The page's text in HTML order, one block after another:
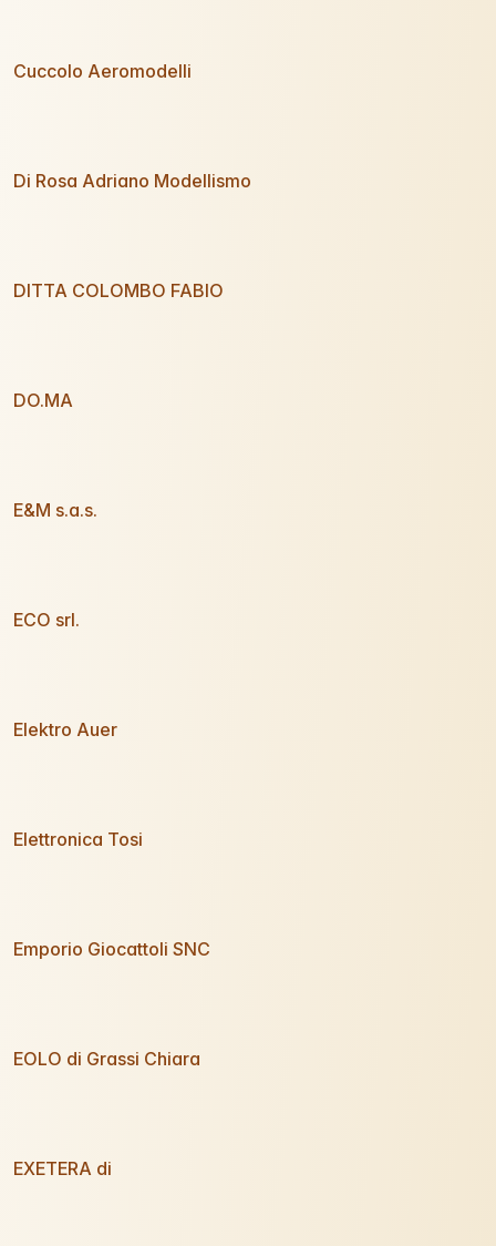
Cuccolo Aeromodelli
Di Rosa Adriano Modellismo
DITTA COLOMBO FABIO
DO.MA
E&M s.a.s.
ECO srl.
Elektro Auer
Elettronica Tosi
Emporio Giocattoli SNC
EOLO di Grassi Chiara
EXETERA di